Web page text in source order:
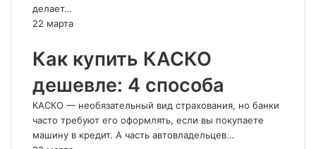
делает…
22 марта
Как купить КАСКО
дешевле: 4 способа
КАСКО — необязательный вид страхования, но банки
часто требуют его оформлять, если вы покупаете
машину в кредит. А часть автовладельцев…